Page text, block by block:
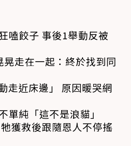
嗑餃子 事後1舉動反被
走在一起：終於找到同
走近床邊」 原因暖哭網
純「這不是浪貓」
獲救後跟隨恩人不停搖